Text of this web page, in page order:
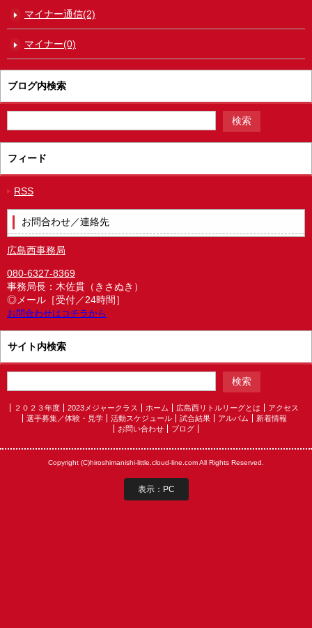
マイナー通信(2)
マイナー(0)
ブログ内検索
フィード
RSS
お問合わせ／連絡先
広島西事務局
080-6327-8369
事務局長：木佐貫（きさぬき）
◎メール［受付／24時間］
お問合わせはコチラから
サイト内検索
２０２３年度 2023メジャークラス ホーム 広島西リトルリーグとは
アクセス
選手募集／体験・見学
活動スケジュール 試合結果 アルバム
新着情報
お問い合わせ
ブログ
Copyright (C)hiroshimanishi-little.cloud-line.com All Rights Reserved.
表示：PC